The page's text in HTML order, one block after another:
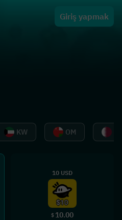
Giriş yapmak
KW OM
10 USD
$ 10.00